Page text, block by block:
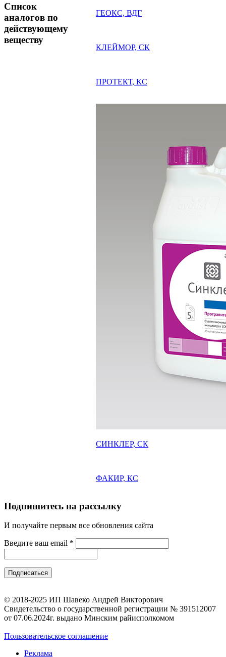
Список
аналогов по
действующему
веществу
ГЕОКС, ВДГ
КЛЕЙМОР, СК
ПРОТЕКТ, КС
СИНКЛЕР, СК
ФАКИР, КС
Подпишитесь на рассылку
И получайте первым все обновления сайта
Введите ваш email *
© 2018-2025 ИП Шавеко Андрей Викторович
Свидетельство о государственной регистрации № 391512007
от 07.06.2024г. выдано Минским райисполкомом
Пользовательское соглашение
Реклама